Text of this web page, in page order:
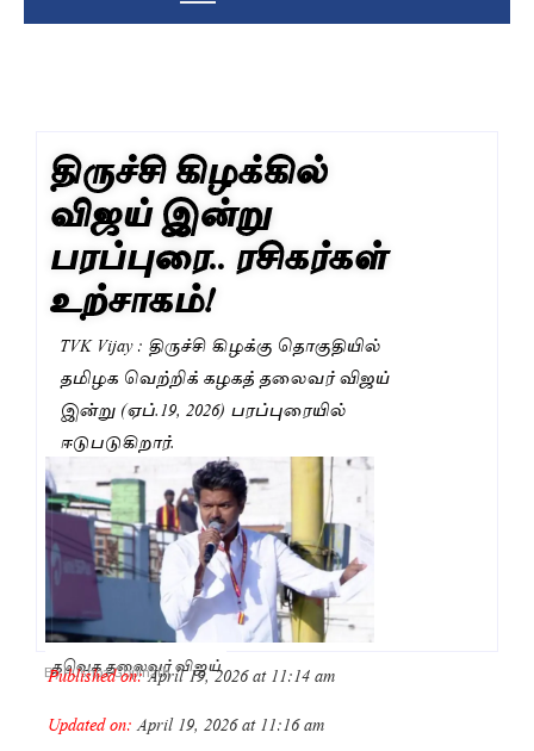
திருச்சி கிழக்கில்
விஜய் இன்று
பரப்புரை.. ரசிகர்கள்
உற்சாகம்!
TVK Vijay : திருச்சி கிழக்கு தொகுதியில்
தமிழக வெற்றிக் கழகத் தலைவர் விஜய்
இன்று (ஏப்.19, 2026) பரப்புரையில்
ஈடுபடுகிறார்.
தவெக தலைவர் விஜய்
ByPushpa Gopinath
Published on:April 19, 2026 at 11:14 am
Updated on:April 19, 2026 at 11:16 am